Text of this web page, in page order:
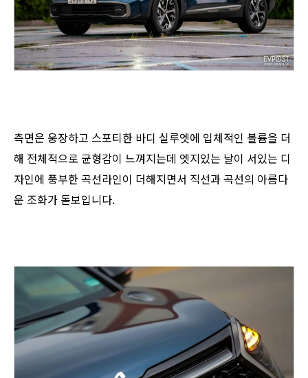
측면은 웅장하고 스포티한 바디 실루엣에 입체적인 볼륨을 더
해 전체적으로 균형감이 느껴지는데 엣지있는 날이 서있는 디
자인에 풍부한 곡선라인이 더해지면서 직선과 곡선의 아름다
운 조화가 돋보입니다.